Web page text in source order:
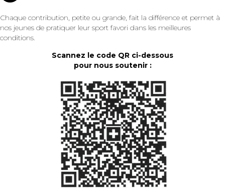
Chaque contribution, petite ou grande, fait la différence et permet à
nos jeunes de pratiquer leur sport favori dans les meilleures
conditions.
Scannez le code QR ci-dessous
pour nous soutenir :